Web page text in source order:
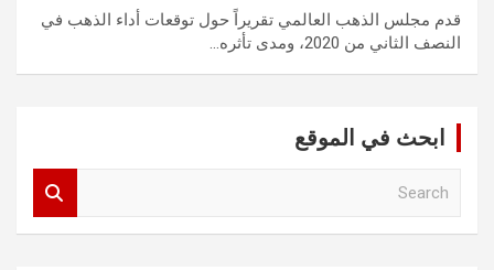
قدم مجلس الذهب العالمي تقريراً حول توقعات أداء الذهب في
النصف الثاني من 2020، ومدى تأثره…
ابحث في الموقع